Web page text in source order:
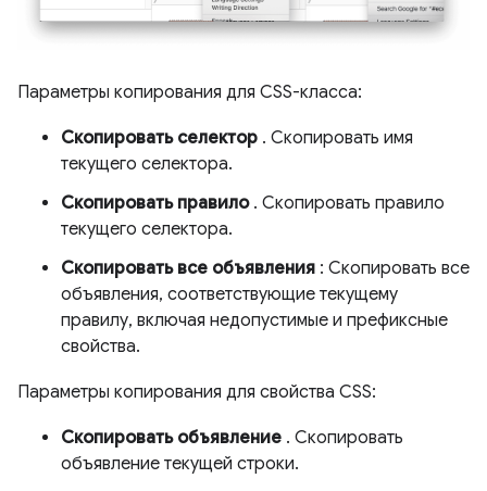
Параметры копирования для CSS-класса:
Скопировать селектор . Скопировать имя
текущего селектора.
Скопировать правило. Скопировать правило
текущего селектора.
Скопировать все объявления : Скопировать все
объявления, соответствующие текущему
правилу, включая недопустимые и префиксные
свойства.
Параметры копирования для свойства CSS:
Скопировать объявление . Скопировать
объявление текущей строки.